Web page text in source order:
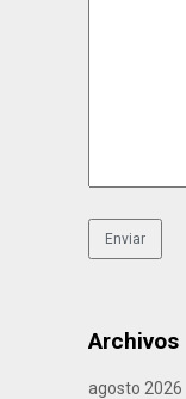
Archivos
agosto 2026